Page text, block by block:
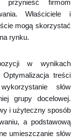
przynieść firmom
Właściciele i
mogą skorzystać
rynku.
w wynikach
treści
słów
grupy docelowej.
i użyteczny sposób
a podstawową
umieszczanie słów